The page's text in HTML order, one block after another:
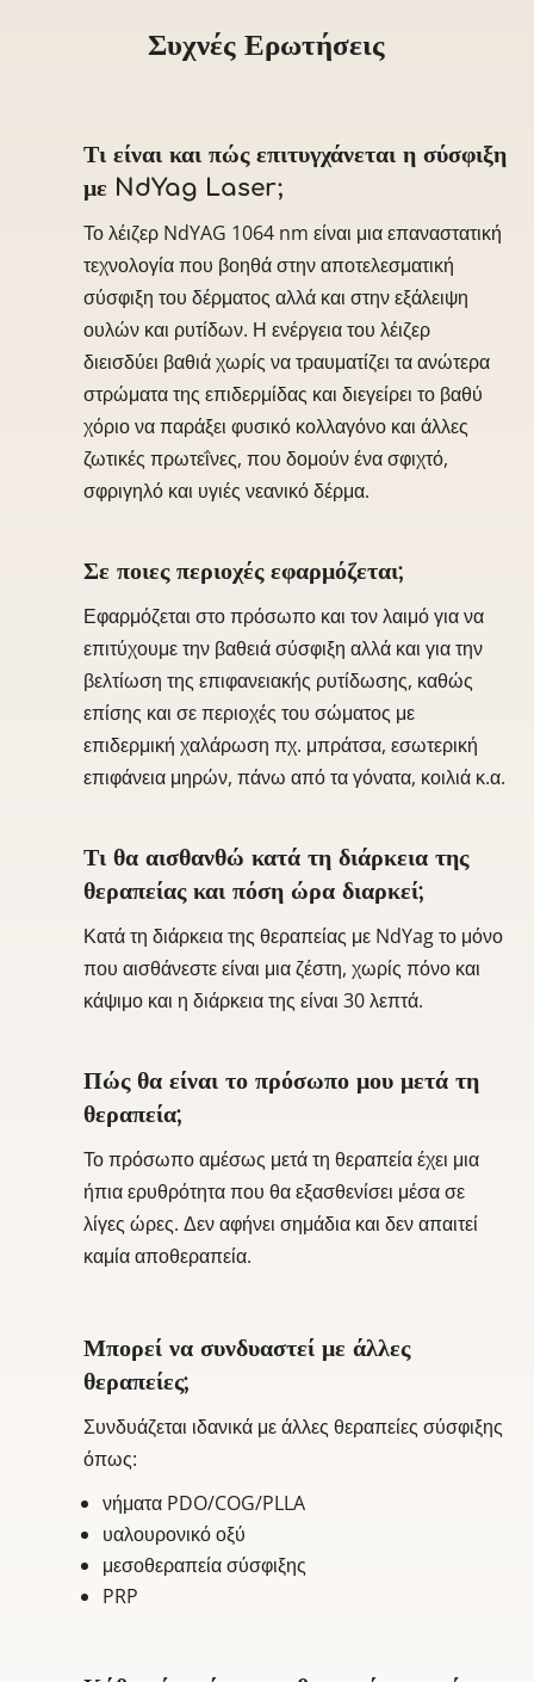
Συχνές Ερωτήσεις
Τι είναι και πώς επιτυγχάνεται η σύσφιξη
με NdYag Laser;
Το λέιζερ NdYAG 1064 nm είναι μια επαναστατική
τεχνολογία που βοηθά στην αποτελεσματική
σύσφιξη του δέρματος αλλά και στην εξάλειψη
ουλών και ρυτίδων. Η ενέργεια του λέιζερ
διεισδύει βαθιά χωρίς να τραυματίζει τα ανώτερα
στρώματα της επιδερμίδας και διεγείρει το βαθύ
χόριο να παράξει φυσικό κολλαγόνο και άλλες
ζωτικές πρωτεΐνες, που δομούν ένα σφιχτό,
σφριγηλό και υγιές νεανικό δέρμα.
Σε ποιες περιοχές εφαρμόζεται;
Εφαρμόζεται στο πρόσωπο και τον λαιμό για να
επιτύχουμε την βαθειά σύσφιξη αλλά και για την
βελτίωση της επιφανειακής ρυτίδωσης, καθώς
επίσης και σε περιοχές του σώματος με
επιδερμική χαλάρωση πχ. μπράτσα, εσωτερική
επιφάνεια μηρών, πάνω από τα γόνατα, κοιλιά κ.α.
Τι θα αισθανθώ κατά τη διάρκεια της
θεραπείας και πόση ώρα διαρκεί;
Κατά τη διάρκεια της θεραπείας με NdYag το μόνο
που αισθάνεστε είναι μια ζέστη, χωρίς πόνο και
κάψιμο και η διάρκεια της είναι 30 λεπτά.
Πώς θα είναι το πρόσωπο μου μετά τη
θεραπεία;
Το πρόσωπο αμέσως μετά τη θεραπεία έχει μια
ήπια ερυθρότητα που θα εξασθενίσει μέσα σε
λίγες ώρες. Δεν αφήνει σημάδια και δεν απαιτεί
καμία αποθεραπεία.
Μπορεί να συνδυαστεί με άλλες
θεραπείες;
Συνδυάζεται ιδανικά με άλλες θεραπείες σύσφιξης
όπως:
νήματα PDO/COG/PLLA
υαλουρονικό οξύ
μεσοθεραπεία σύσφιξης
PRP